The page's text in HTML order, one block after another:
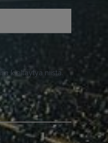
kieltäytyä niistä.